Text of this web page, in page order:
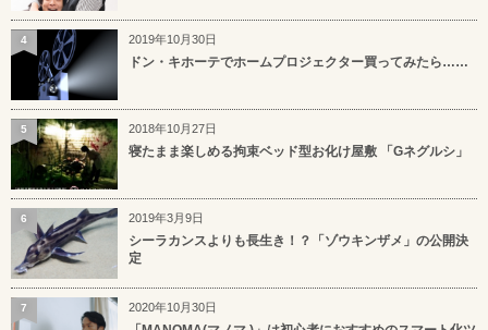
2019年10月30日
ドン・キホーテでホームプロジェクター買ってみたら……
4
2018年10月27日
寝たまま楽しめる拘束ベッド型お化け屋敷 「Gネグルシ」
5
2019年3月9日
シーラカンスよりも長生き！？「ゾウキンザメ」の公開決
定
6
2020年10月30日
7